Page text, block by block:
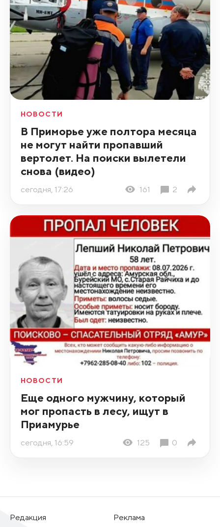
НОВОСТИ
В Приморье уже полтора месяца
не могут найти пропавший
вертолет. На поиски вылетели
снова (видео)
сегодня, 17:26 161 2
НОВОСТИ
Еще одного мужчину, который
мог пропасть в лесу, ищут в
Приамурье
сегодня, 16:59 125 0
Редакция
Реклама